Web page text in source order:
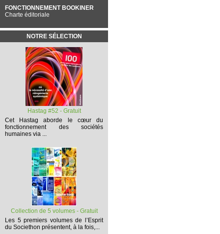
FONCTIONNEMENT BOOKINER
Charte éditoriale
NOTRE SÉLECTION
Hastag #52 - Gratuit
Cet
Hastag aborde le cœur du
fonctionnement des sociétés
humaines via ...
Collection de 5 volumes - Gratuit
Les 5 premiers volumesde l’Esprit
du Societhon présentent, à la fois,...